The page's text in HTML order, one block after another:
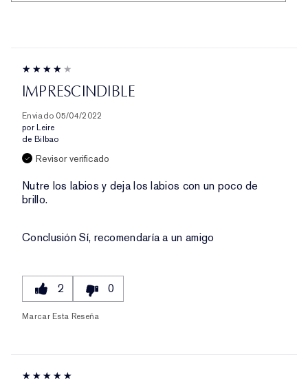
IMPRESCINDIBLE
Enviado 05/04/2022
por Leire
de Bilbao
Revisor verificado
Nutre los labios y deja los labios con un poco de
brillo.
ConclusiónSí, recomendaría a un amigo
2 0
Marcar Esta Reseña